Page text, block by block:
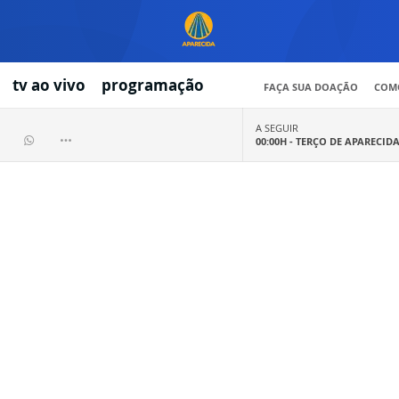
tv ao vivo programação FAÇA SUA DOAÇÃO
A SEGUIR
00:00H - TERÇO DE APARECIDA